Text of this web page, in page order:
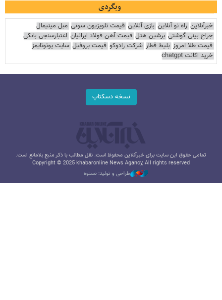
وبگردی
خبرآنلاین راه نو آنلاین بازی آنلاین قیمت تلویزیون سونی مبل مینیمال
جراح بینی گوشتی پرشین هتل قیمت آهن فولاد ایرانیان اعتبارسنجی بانکی
قیمت طلا امروز بلیط قطار شرکت رادوکو قیمت پروفیل سایت یوتوتایمز
خرید اکانت chatgpt
نسخه دسکتاپ
تمامی حقوق این سایت برای خبرآنلاین محفوظ است. نقل مطالب با ذکر منبع بلامانع است.
Copyright © 2025 khabaronline News Agancy, All rights reserved
طراحی و تولید: نستوه